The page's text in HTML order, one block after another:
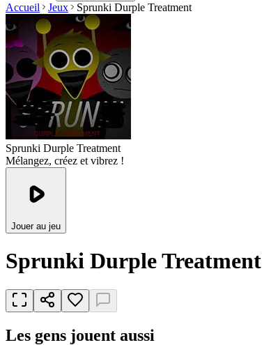
Accueil Jeux Sprunki Durple Treatment
Sprunki Durple Treatment
Mélangez, créez et vibrez !
Jouer au jeu
Sprunki Durple Treatment
Les gens jouent aussi